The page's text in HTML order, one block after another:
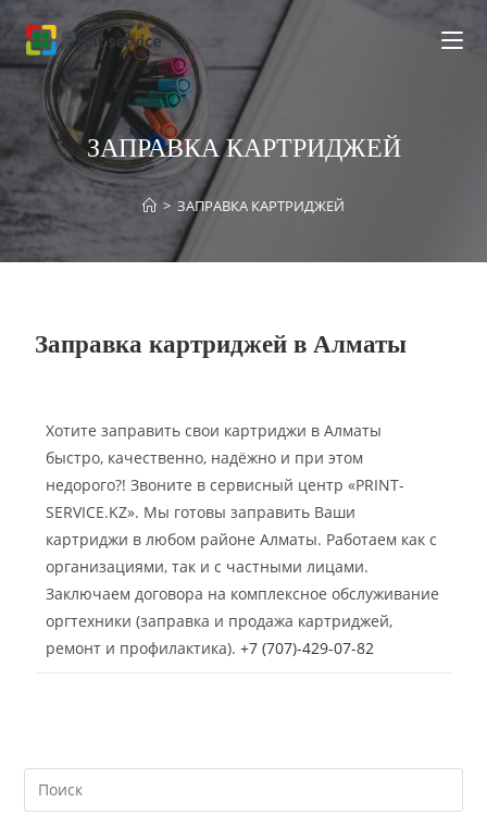
ЗАПРАВКА КАРТРИДЖЕЙ
> ЗАПРАВКА КАРТРИДЖЕЙ
Заправка картриджей в Алматы
Хотите заправить свои картриджи в Алматы
быстро, качественно, надёжно и при этом
недорого?! Звоните в сервисный центр «PRINT-
SERVICE.KZ». Мы готовы заправить Ваши
картриджи в любом районе Алматы. Работаем как с
организациями, так и с частными лицами.
Заключаем договора на комплексное обслуживание
оргтехники (заправка и продажа картриджей,
ремонт и профилактика).+7 (707)-429-07-82